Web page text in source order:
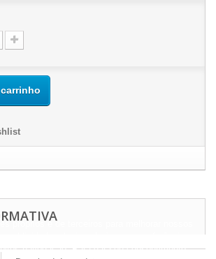
próprios e de terceiros para melhorar nossos
navegação. Para dar seu consentimento